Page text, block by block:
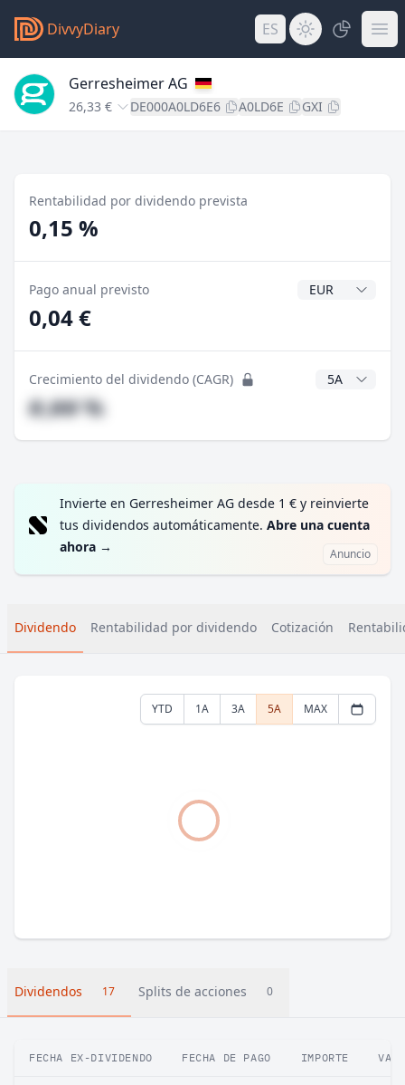
DivvyDiary ES
Gerresheimer AG
26,33 € DE000A0LD6E6 A0LD6E GXI
Rentabilidad por dividendo prevista
0,15 %
Pago anual previsto Divisa del
0,04 €
Crecimiento del dividendo (CAGR) Años CAGR
#,## %
Invierte en Gerresheimer AG desde 1 € y reinvierte
tus dividendos automáticamente. Abre una cuenta
ahora → Anuncio
Dividendo Rentabilidad por dividendo Cotización
YTD 1A 3A 5A MAX
Dividendos 17 Splits de acciones 0
FECHA EX-DIVIDENDO FECHA DE PAGO IMPORTE